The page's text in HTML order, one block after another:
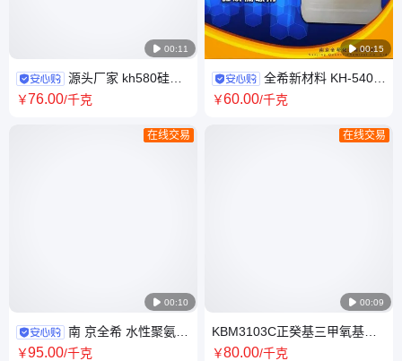
 00:11
源头厂家 kh580硅烷
偶联剂 (A-1891) γ-巯丙基三乙
￥76.00/千克
 00:10
在线交易
南 京全希 水性聚氨酯
涂料偶联剂 水 性丙X酸体系 贮
￥95.00/千克
 00:15
全希新材料 KH-540氨
丙基三甲氧基硅烷硅烷偶联剂
￥60.00/千克
 00:09
在线交易
KBM3103C正癸基三甲氧基硅
烷 长链硅烷偶联剂 应用粉体处
￥80.00/千克